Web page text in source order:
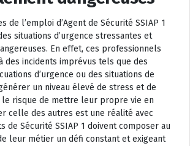
de l’emploi d’Agent de Sécurité SSIAP 1
situations d’urgence stressantes et
En effet, ces professionnels
des incidents imprévus tels que des
d’urgence ou des situations de
un niveau élevé de stress et de
le risque de mettre leur propre vie en
celle des autres est une réalité avec
de Sécurité SSIAP 1 doivent composer au
leur métier un défi constant et exigeant